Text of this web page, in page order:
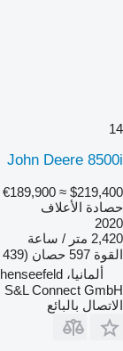
14
John Deere 8500i
€189,900 ≈ $219,400
حصادة الأعلاف
2020
2,420 متر / ساعة
القوة 597 حصان (439 kW)
ألمانيا، Hohenseefeld
S&L Connect GmbH
الاتصال بالبائع